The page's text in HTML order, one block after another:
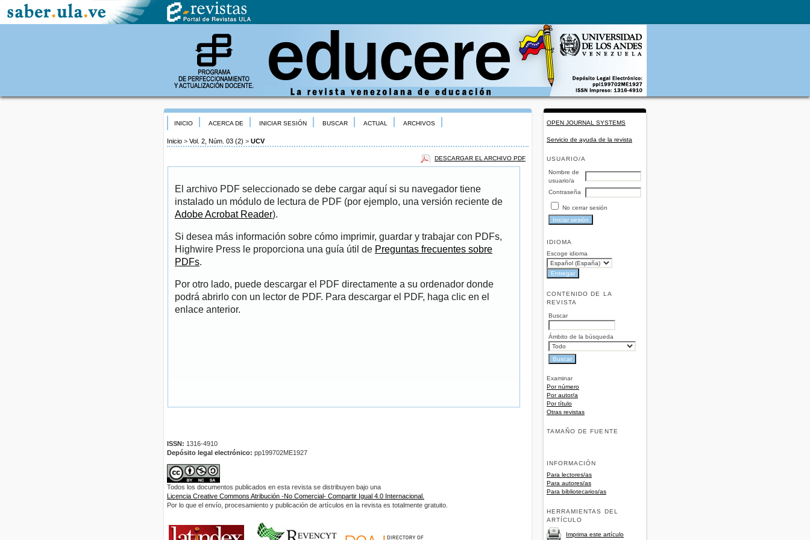
OPEN JOURNAL SYSTEMS
Servicio de ayuda de la revista
USUARIO/A
Nombre de
usuario/a
Contraseña
No cerrar sesión
IDIOMA
Escoge idioma
CONTENIDO DE LA
REVISTA
Buscar
Ámbito de la búsqueda
Examinar
Por número
Por autor/a
Por título
Otras revistas
TAMAÑO DE FUENTE
INFORMACIÓN
Para lectores/as
Para autores/as
Para bibliotecarios/as
HERRAMIENTAS DEL
ARTÍCULO
Imprima este artículo
INICIO ACERCA DE INICIAR SESIÓN BUSCAR ACTUAL ARCHIVOS
Inicio > Vol. 2, Núm. 03 (2) > UCV
DESCARGAR EL ARCHIVO PDF
El archivo PDF seleccionado se debe cargar aquí si su navegador tiene
instalado un módulo de lectura de PDF (por ejemplo, una versión reciente de
Adobe Acrobat Reader).
Si desea más información sobre cómo imprimir, guardar y trabajar con PDFs,
Highwire Press le proporciona una guía útil de Preguntas frecuentes sobre
PDFs.
Por otro lado, puede descargar el PDF directamente a su ordenador donde
podrá abrirlo con un lector de PDF. Para descargar el PDF, haga clic en el
enlace anterior.
ISSN: 1316-4910
Depósito legal electrónico: pp199702ME1927
Todos los documentos publicados en esta revista se distribuyen bajo una
Licencia Creative Commons Atribución -No Comercial- Compartir Igual 4.0 Internacional.
Por lo que el envío, procesamiento y publicación de artículos en la revista es totalmente gratuito.